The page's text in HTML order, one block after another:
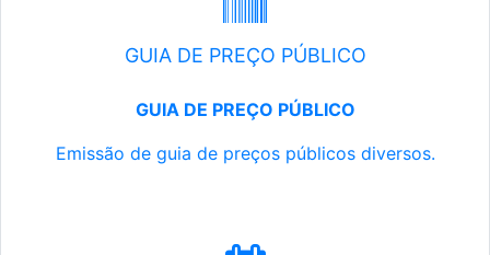
GUIA DE PREÇO PÚBLICO
GUIA DE PREÇO PÚBLICO
Emissão de guia de preços públicos diversos.